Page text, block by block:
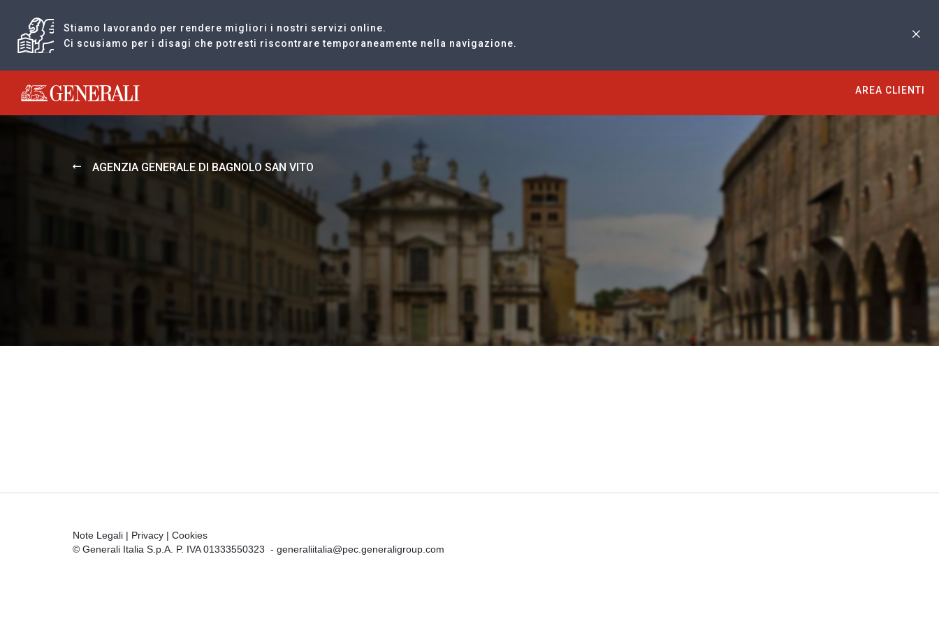
Stiamo lavorando per rendere migliori i nostri servizi online.
Ci scusiamo per i disagi che potresti riscontrare temporaneamente nella navigazione.
Generali logo
AREA CLIENTI
AGENZIA GENERALE DI BAGNOLO SAN VITO
Note Legali | Privacy | Cookies
© Generali Italia S.p.A. P. IVA 01333550323 - generaliitalia@pec.generaligroup.com